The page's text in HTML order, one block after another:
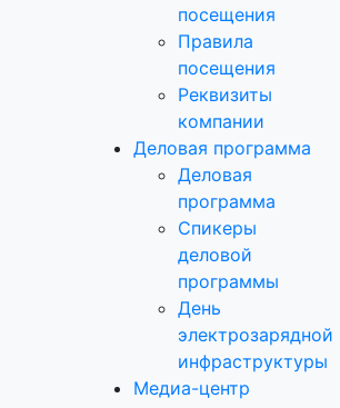
посещения
Правила
посещения
Реквизиты
компании
Деловая программа
Деловая
программа
Спикеры
деловой
программы
День
электрозарядной
инфраструктуры
Медиа-центр